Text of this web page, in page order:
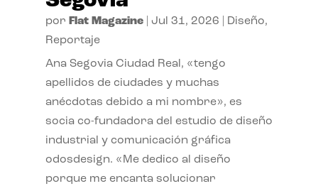
por Flat Magazine| Jul 31, 2026 Diseño,
Reportaje
Ana Segovia Ciudad Real, «tengo
apellidos de ciudades y muchas
anécdotas debido a mi nombre», es
socia co-fundadora del estudio de diseño
industrial y comunicación gráfica
odosdesign. «Me dedico al diseño
porque me encanta solucionar